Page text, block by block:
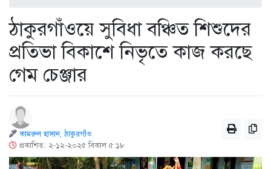
ঠাকুরগাঁওয়ে সুবিধা বঞ্চিত শিশুদের
প্রতিভা বিকাশে নিভৃতে কাজ করছে
গেম চেঞ্জার
কামরুল হাসান, ঠাকুরগাঁও
প্রকাশিত: ২-১২-২০২৫ বিকাল ৫:১৮